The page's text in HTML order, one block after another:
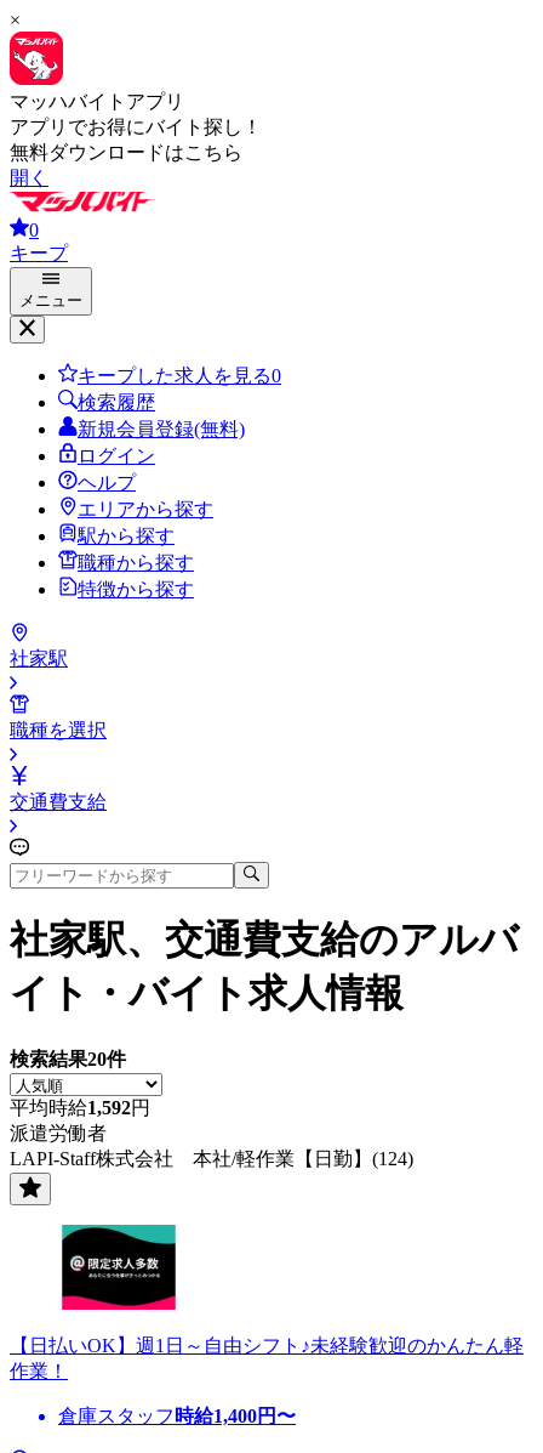
×
マッハバイトアプリ
アプリでお得にバイト探し！
無料ダウンロードはこちら
開く
0
キープ
メニュー
キープした求人を見る0
検索履歴
新規会員登録(無料)
ログイン
ヘルプ
エリアから探す
駅から探す
職種から探す
特徴から探す
社家駅
職種を選択
交通費支給
社家駅、交通費支給のアルバ
イト・バイト求人情報
検索結果20件
平均時給1,592円
派遣労働者
LAPI-Staff株式会社 本社/軽作業【日勤】(124)
【日払いOK】週1日～自由シフト♪未経験歓迎のかんたん軽
作業！
倉庫スタッフ 時給1,400円〜